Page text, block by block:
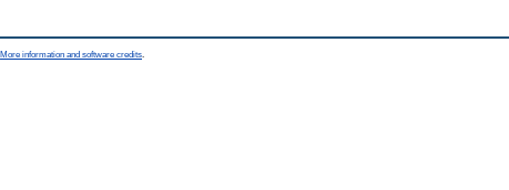
More information and software credits